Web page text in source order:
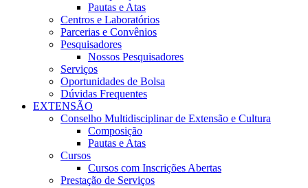
Pautas e Atas
Centros e Laboratórios
Parcerias e Convênios
Pesquisadores
Nossos Pesquisadores
Serviços
Oportunidades de Bolsa
Dúvidas Frequentes
EXTENSÃO
Conselho Multidisciplinar de Extensão e Cultura
Composição
Pautas e Atas
Cursos
Cursos com Inscrições Abertas
Prestação de Serviços